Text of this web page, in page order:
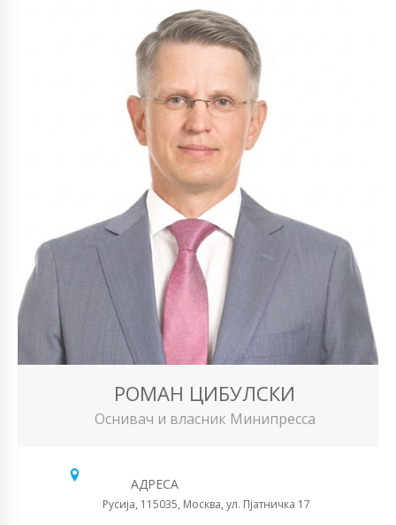
РОМАН ЦИБУЛСКИ
Оснивач и власник Минипресса
АДРЕСА
Русија, 115035, Москва, ул. Пјатничка 17